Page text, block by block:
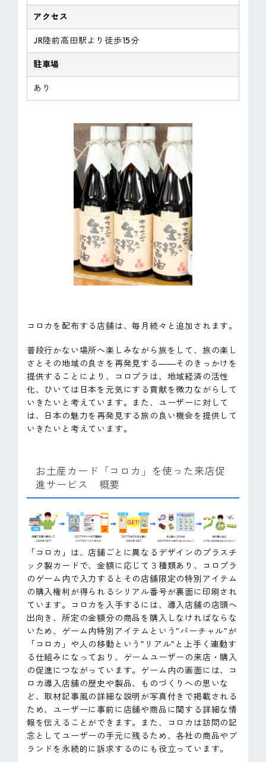
アクセス
JR陸前高田駅より徒歩15分
駐車場
あり
コロカを配布する店舗は、毎月続々と追加されます。
普段行かない場所へ楽しみながら旅をして、旅の楽し
さとその地域の良さを再発見する――そのきっかけを
提供することにより、コロプラは、地域経済の活性
化、ひいては日本を元気にする貢献を微力ながらして
いきたいと考えています。また、ユーザーに対して
は、日本の魅力を再発見する旅の良い機会を提供して
いきたいと考えています。
お土産カード「コロカ」を使った来店促
進サービス 概要
「コロカ」は、店舗ごとに異なるデザインのプラスチ
ック製カードで、金額に応じて３種類あり、コロプラ
のゲーム内で入力するとその店舗限定の特別アイテム
の購入権利が得られるシリアル番号が裏面に印刷され
ています。コロカを入手するには、導入店舗の店頭へ
出向き、所定の金額分の商品を購入しなければならな
いため、ゲーム内特別アイテムという"バーチャル"が
「コロカ」や人の移動という"リアル"と上手く連動す
る仕組みになっており、ゲームユーザーの来店・購入
の促進につながっています。ゲーム内の画面には、コ
ロカ導入店舗の歴史や製品、ものづくりへの思いな
ど、取材記事風の詳細な説明が写真付きで掲載される
ため、ユーザーに事前に店舗や商品に関する詳細な情
報を伝えることができます。また、コロカは訪問の記
念としてユーザーの手元に残るため、各社の商品やブ
ランドを永続的に訴求するのにも役立っています。